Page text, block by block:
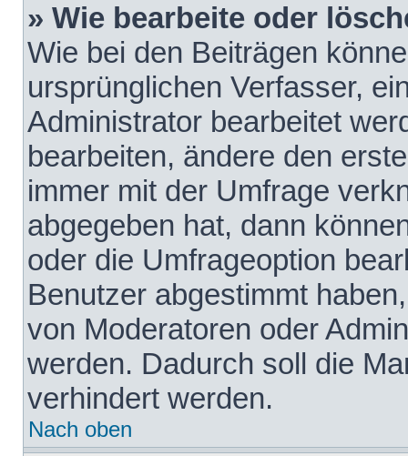
» Wie bearbeite oder
Wie bei den Beiträgen
ursprünglichen Verfasser,
Administrator bearbeitet
bearbeiten, ändere den
immer mit der Umfrage
abgegeben hat, dann
oder die Umfrageoption
Benutzer abgestimmt
von Moderatoren oder
werden. Dadurch soll die
verhindert werden.
Nach oben